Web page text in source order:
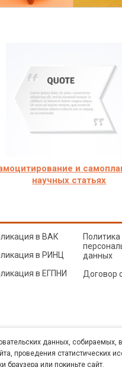
и
научных статьях
в ВАК
в РИНЦ
в ЕГПНИ
данных
Договор
лицензии Creative
данных, собираемых,
проведения статистических
браузера или покиньте сайт.